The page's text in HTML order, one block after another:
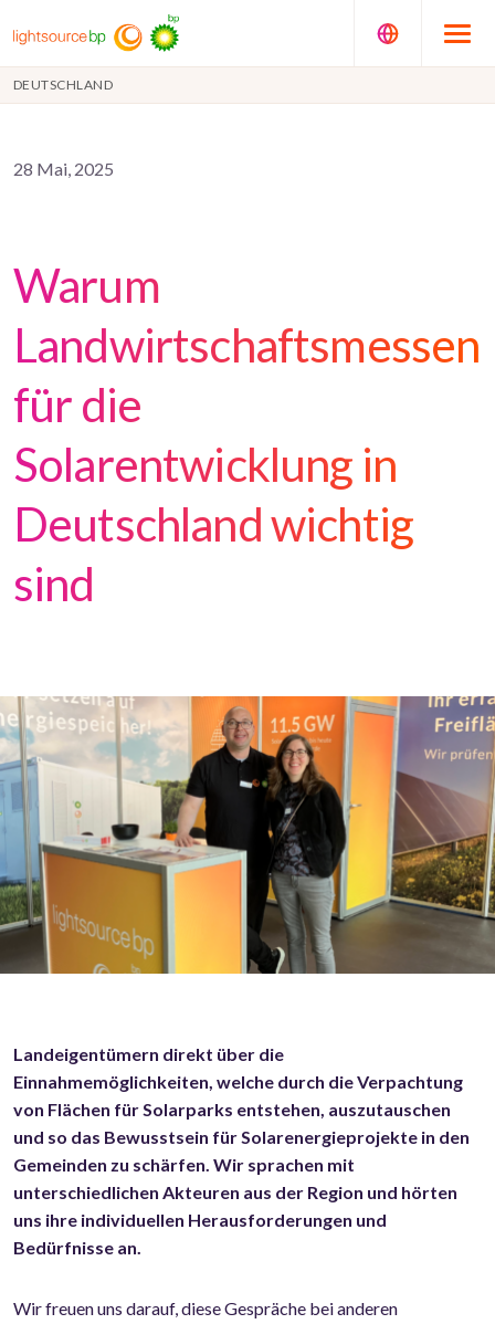
DEUTSCHLAND
28 Mai, 2025
Warum
Landwirtschaftsmessen
für die
Solarentwicklung in
Deutschland wichtig
sind
Landeigentümern direkt über die
Einnahmemöglichkeiten, welche durch die Verpachtung
von Flächen für Solarparks entstehen, auszutauschen
und so das Bewusstsein für Solarenergieprojekte in den
Gemeinden zu schärfen. Wir sprachen mit
unterschiedlichen Akteuren aus der Region und hörten
uns ihre individuellen Herausforderungen und
Bedürfnisse an.
Wir freuen uns darauf, diese Gespräche bei anderen